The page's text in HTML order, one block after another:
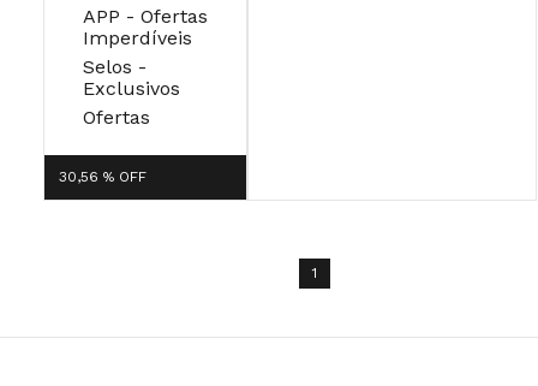
APP - Ofertas
Imperdíveis
Selos -
Exclusivos
Ofertas
30,56 % OFF
1